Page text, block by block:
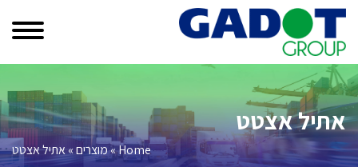
אתיל אצטט
Home
»מוצרים»אתיל אצטט